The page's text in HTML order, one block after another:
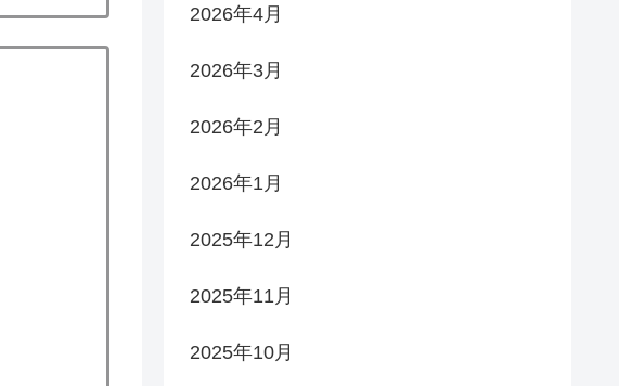
2026年4月
2026年3月
2026年2月
2026年1月
2025年12月
2025年11月
2025年10月